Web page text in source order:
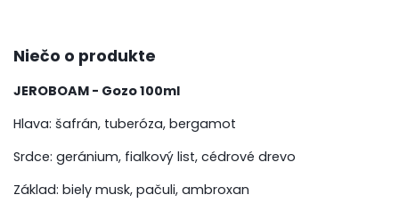
Niečo o produkte
JEROBOAM - Gozo 100ml
Hlava: šafrán, tuberóza, bergamot
Srdce: geránium, fialkový list, cédrové drevo
Základ: biely musk, pačuli, ambroxan